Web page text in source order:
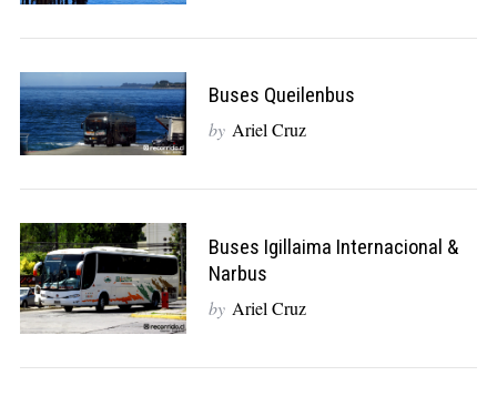
Buses Queilenbus
by Ariel Cruz
Buses Igillaima Internacional &
Narbus
by Ariel Cruz